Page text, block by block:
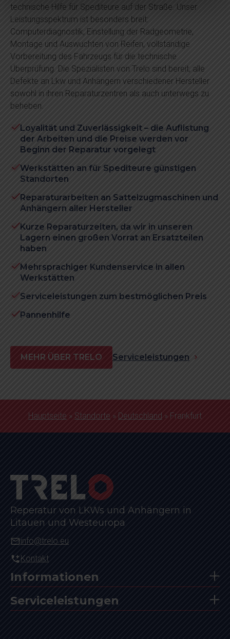
technische Hilfe für Spediteure auf der Straße. Unser
Leistungsspektrum ist besonders breit:
Computerdiagnostik, Einstellung der Radgeometrie,
Montage und Auswuchten von Reifen, vollständige
Vorbereitung des Fahrzeugs für die technische
Überprüfung. Die Spezialisten von Trelo sind bereit, alle
Defekte an Lkw und Anhängern verschiedener Hersteller
sowohl in ihren Reparaturzentren als auch unterwegs zu
beheben.
Loyalität und Zuverlässigkeit – die Auflistung
der Arbeiten und die Preise werden vor
Beginn der Reparatur vorgelegt
Werkstätten an für Spediteure günstigen
Standorten
Reparaturarbeiten an Sattelzugmaschinen und
Anhängern aller Hersteller
Kurze Reparaturzeiten, da wir in unseren
Lagern einen großen Vorrat an Ersatzteilen
haben
Mehrsprachiger Kundenservice in allen
Werkstätten
Serviceleistungen zum bestmöglichen Preis
Pannenhilfe
MEHR ÜBER TRELO Serviceleistungen
Hauptseite » Standorte » Deutschland » Frankfurt
Reperatur von LKWs und Anhängern in
Litauen und Westeuropa
info@trelo.eu
Kontakt
Informationen
Serviceleistungen